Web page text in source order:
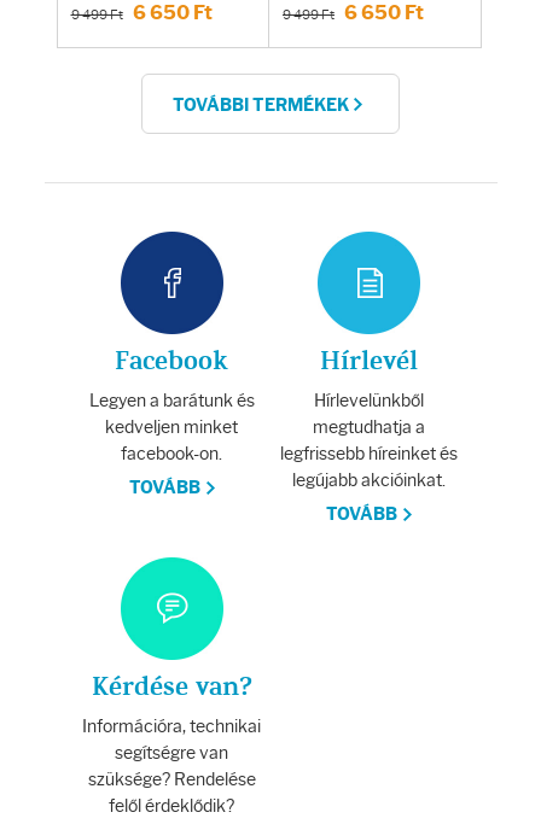
9 499 Ft 6 650 Ft 9 499 Ft 6 650 Ft
TOVÁBBI TERMÉKEK
Facebook
Legyen a barátunk és
kedveljen minket
facebook-on.
TOVÁBB
Hírlevél
Hírlevelünkből
megtudhatja a
legfrissebb híreinket és
legújabb akcióinkat.
TOVÁBB
Kérdése van?
Információra, technikai
segítségre van
szüksége? Rendelése
felől érdeklődik?